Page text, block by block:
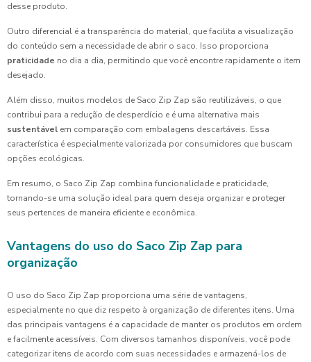
desse produto.
Outro diferencial é a transparência do material, que facilita a visualização
do conteúdo sem a necessidade de abrir o saco. Isso proporciona
praticidade no dia a dia, permitindo que você encontre rapidamente o item
desejado.
Além disso, muitos modelos de Saco Zip Zap são reutilizáveis, o que
contribui para a redução de desperdício e é uma alternativa mais
sustentável em comparação com embalagens descartáveis. Essa
característica é especialmente valorizada por consumidores que buscam
opções ecológicas.
Em resumo, o Saco Zip Zap combina funcionalidade e praticidade,
tornando-se uma solução ideal para quem deseja organizar e proteger
seus pertences de maneira eficiente e econômica.
Vantagens do uso do Saco Zip Zap para
organização
O uso do Saco Zip Zap proporciona uma série de vantagens,
especialmente no que diz respeito à organização de diferentes itens. Uma
das principais vantagens é a capacidade de manter os produtos em ordem
e facilmente acessíveis. Com diversos tamanhos disponíveis, você pode
categorizar itens de acordo com suas necessidades e armazená-los de